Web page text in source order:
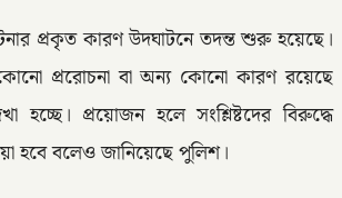
প্রকৃত কারণ উদঘাটনে তদন্ত শুরু হয়েছে।
প্ররোচনা বা অন্য কোনো কারণ রয়েছে
হচ্ছে। প্রয়োজন হলে সংশ্লিষ্টদের বিরুদ্ধে
হবে বলেও জানিয়েছে পুলিশ।